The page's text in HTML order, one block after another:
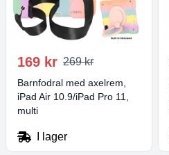
169 kr 269 kr
Barnfodral med axelrem,
iPad Air 10.9/iPad Pro 11,
multi
I lager